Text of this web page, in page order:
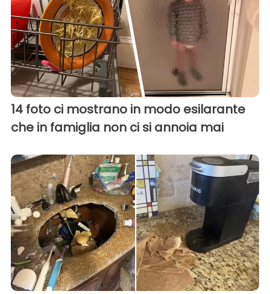
14 foto ci mostrano in modo esilarante
che in famiglia non ci si annoia mai